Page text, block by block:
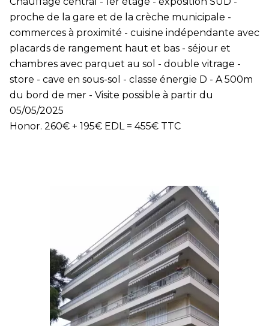
proche de la gare et de la crèche municipale -
commerces à proximité - cuisine indépendante avec
placards de rangement haut et bas - séjour et
chambres avec parquet au sol - double vitrage -
store - cave en sous-sol - classe énergie D - A 500m
du bord de mer - Visite possible à partir du
05/05/2025
Honor. 260€ + 195€ EDL = 455€ TTC